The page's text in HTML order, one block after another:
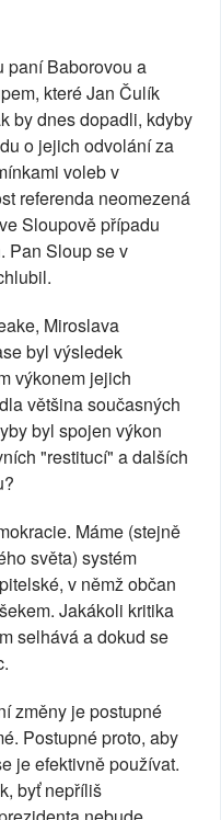
paní Baborovou a
které Jan Čulík
by dnes dopadli, kdyby
o jejich odvolání za
voleb v
referenda neomezená
Sloupově případu
Pan Sloup se v
Miroslava
byl výsledek
výkonem jejich
většina současných
byl spojen výkon
"restitucí" a dalších
Máme (stejně
světa) systém
v němž občan
Jakákoli kritika
selhává a dokud se
změny je postupné
Postupné proto, aby
je efektivně používat.
byť nepříliš